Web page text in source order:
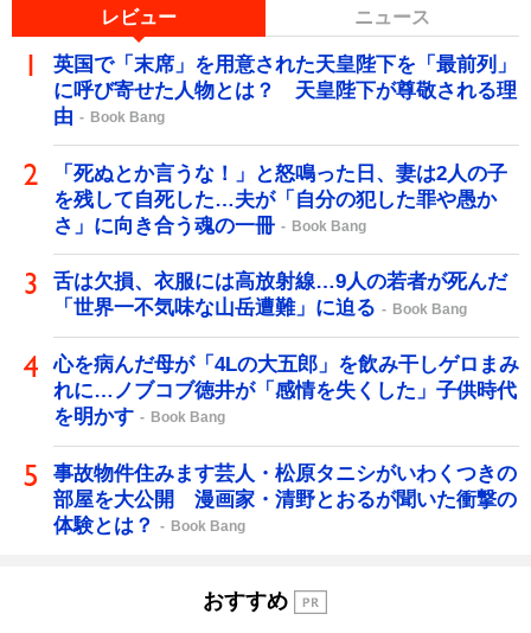
レビュー ニュース
英国で「末席」を用意された天皇陛下を「最前列」
に呼び寄せた人物とは？ 天皇陛下が尊敬される理
由
Book Bang
「死ぬとか言うな！」と怒鳴った日、妻は2人の子
を残して自死した…夫が「自分の犯した罪や愚か
さ」に向き合う魂の一冊
Book Bang
舌は欠損、衣服には高放射線…9人の若者が死んだ
「世界一不気味な山岳遭難」に迫る
Book Bang
心を病んだ母が「4Lの大五郎」を飲み干しゲロまみ
れに…ノブコブ徳井が「感情を失くした」子供時代
を明かす
Book Bang
事故物件住みます芸人・松原タニシがいわくつきの
部屋を大公開 漫画家・清野とおるが聞いた衝撃の
体験とは？
Book Bang
おすすめ